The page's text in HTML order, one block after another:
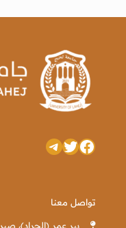
فيسبوك
تويترتيليجرام
تواصل معنا
بير عمر (الجراد)، صبر